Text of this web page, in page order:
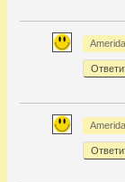
Amerida
Amerida